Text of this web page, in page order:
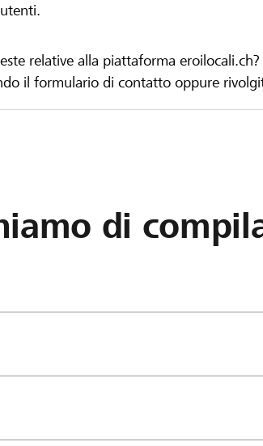
relative alla piattaforma
il formulario di contatto oppure
di